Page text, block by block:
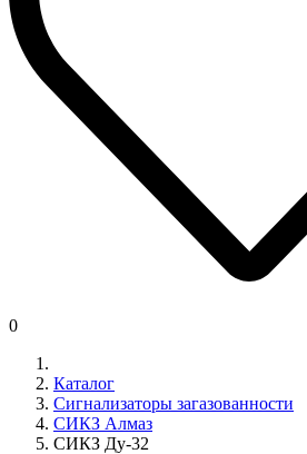
0
Каталог
Сигнализаторы загазованности
СИКЗ Алмаз
СИКЗ Ду-32